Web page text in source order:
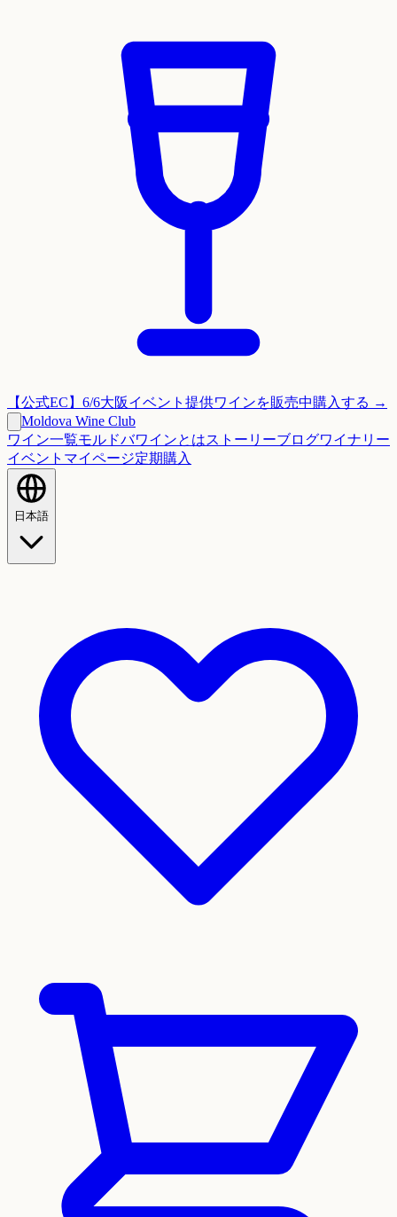
【公式EC】6/6大阪イベント提供ワインを販売中購入する →
Moldova Wine Club
ワイン一覧モルドバワインとはストーリーブログワイナリー
イベント マイページ定期購入
日本語